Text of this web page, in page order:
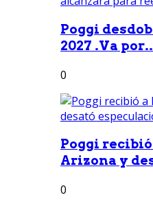
Poggi
2027 .Va
0
Poggi
Arizona y
0